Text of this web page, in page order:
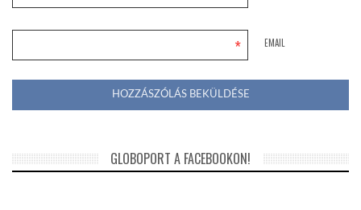
EMAIL
*
GLOBOPORT A FACEBOOKON!